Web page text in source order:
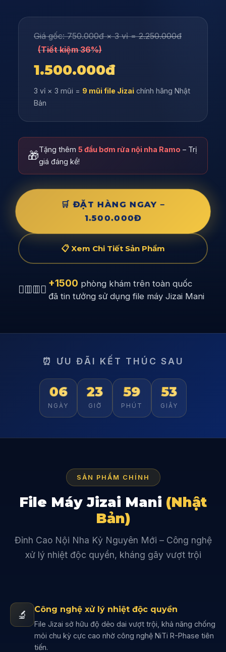
Giá gốc: 750.000đ × 3 vỉ =2.250.000đ
(Tiết kiệm 36%)
1.500.000đ
3 vỉ × 3 mũi = 9 mũi file Jizai chính hãng Nhật
Bản
🎁Tặng thêm 5 đầu bơm rửa nội nha Ramo – Trị
giá đáng kể!
🛒 ĐẶT HÀNG NGAY –
1.500.000Đ
📋 Xem Chi Tiết Sản Phẩm
👨‍⚕️👩‍⚕️👨‍⚕️ +1500 phòng khám trên toàn quốc
đã tin tưởng sử dụng file máy Jizai Mani
⏰ ƯU ĐÃI KẾT THÚC SAU
06
NGÀY
23
GIỜ
59
PHÚT
51
GIÂY
SẢN PHẨM CHÍNH
File Máy Jizai Mani (Nhật
Bản)
Đỉnh Cao Nội Nha Kỷ Nguyên Mới – Công nghệ
xử lý nhiệt độc quyền, kháng gãy vượt trội
🔬 Công nghệ xử lý nhiệt độc quyền
File Jizai sở hữu độ dẻo dai vượt trội, khả năng chống
mỏi chu kỳ cực cao nhờ công nghệ NiTi R-Phase tiên
tiến.